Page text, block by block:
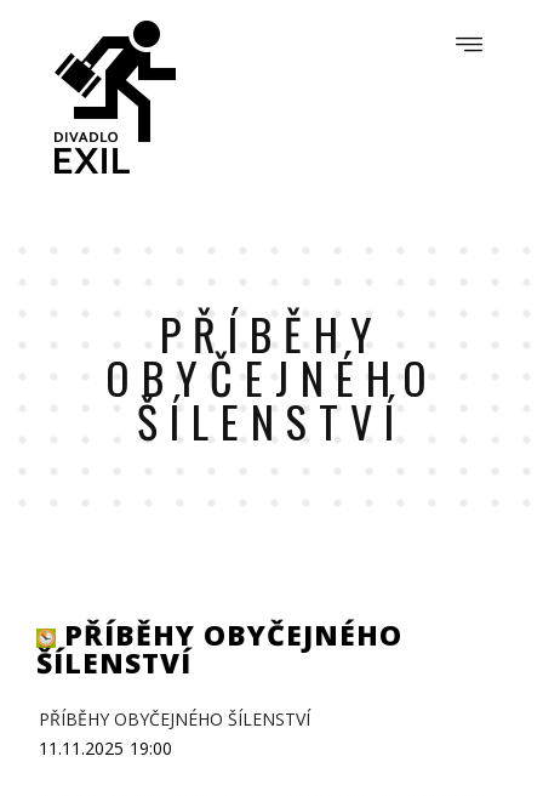
PŘÍBĚHY
OBYČEJNÉHO
ŠÍLENSTVÍ
PŘÍBĚHY OBYČEJNÉHO
ŠÍLENSTVÍ
PŘÍBĚHY OBYČEJNÉHO ŠÍLENSTVÍ
11.11.2025 19:00